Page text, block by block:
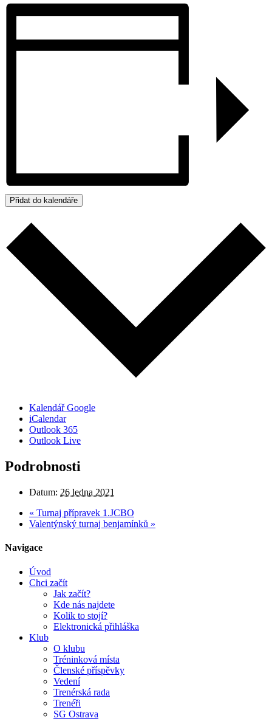
Přidat do kalendáře
Kalendář Google
iCalendar
Outlook 365
Outlook Live
Podrobnosti
Datum: 26 ledna 2021
« Turnaj přípravek 1.JCBO
Valentýnský turnaj benjamínků »
Navigace
Úvod
Chci začít
Jak začít?
Kde nás najdete
Kolik to stojí?
Elektronická přihláška
Klub
O klubu
Tréninková místa
Členské příspěvky
Vedení
Trenérská rada
Trenéři
SG Ostrava